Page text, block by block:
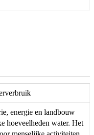
energie en landbouw
hoeveelheden water. Het